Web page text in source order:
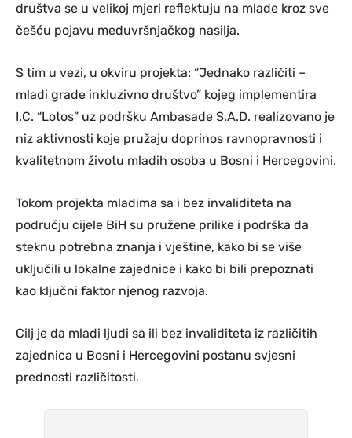
društva se u velikoj mjeri reflektuju na mlade kroz sve
češću pojavu međuvršnjačkog nasilja.
S tim u vezi, u okviru projekta: “Jednako različiti –
mladi grade inkluzivno društvo” kojeg implementira
I.C. “Lotos” uz podršku Ambasade S.A.D. realizovano je
niz aktivnosti koje pružaju doprinos ravnopravnosti i
kvalitetnom životu mladih osoba u Bosni i Hercegovini.
Tokom projekta mladima sa i bez invaliditeta na
području cijele BiH su pružene prilike i podrška da
steknu potrebna znanja i vještine, kako bi se više
uključili u lokalne zajednice i kako bi bili prepoznati
kao ključni faktor njenog razvoja.
Cilj je da mladi ljudi sa ili bez invaliditeta iz različitih
zajednica u Bosni i Hercegovini postanu svjesni
prednosti različitosti.